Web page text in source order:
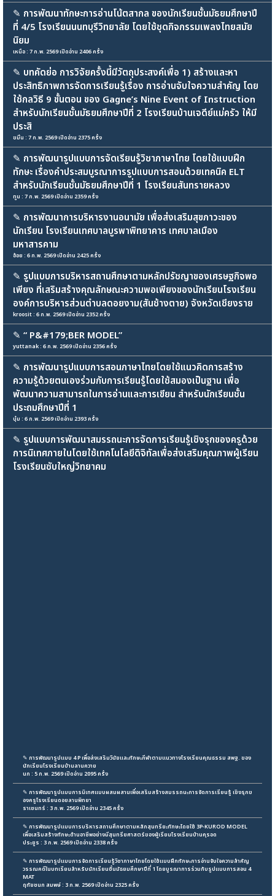
✎ การพัฒนาทักษะการอ่านโน้ตสากล ของนักเรียนชั้นมัธยมศึกษาปี
ที่ 4/5 โรงเรียนนนทบุรีวิทยาลัย โดยใช้ชุดกิจกรรมเพลงไทยสมัย
นิยม
เหนือ : 7 ก.พ. 2569 เปิดอ่าน 2406 ครั้ง
✎ บทคัดย่อ การวิจัยครั้งนี้มีวัตถุประสงค์เพื่อ 1) สร้างและหา
ประสิทธิภาพการจัดการเรียนรู้เรื่อง การอ่านจับใจความสำคัญ โดย
ใช้กลวิธี 9 ขั้นตอน ของ Gagne’s Nine Event of Instruction
สำหรับนักเรียนชั้นมัธยมศึกษาปีที่ 2 โรงเรียนบ้านเจดีย์แม่ครัว ให้มี
ประสิ
ขมิ้น : 7 ก.พ. 2569 เปิดอ่าน 2375 ครั้ง
✎ การพัฒนารูปแบบการจัดเรียนรู้วิชาภาษาไทย โดยใช้แบบฝึก
ทักษะ เรื่องคำประสมบูรณาการรูปแบบการสอนด้วยเทคนิค ELT
สำหรับนักเรียนชั้นมัธยมศึกษาปีที่ 1 โรงเรียนสันทรายหลวง
ทูน : 7 ก.พ. 2569 เปิดอ่าน 2359 ครั้ง
✎ การพัฒนาการบริหารงานอนามัย เพื่อส่งเสริมสุขภาวะของ
นักเรียน โรงเรียนเทศบาลบูรพาพิทยาคาร เทศบาลเมือง
มหาสารคาม
อ้อย : 6 ก.พ. 2569 เปิดอ่าน 2425 ครั้ง
✎ รูปแบบการบริหารสถานศึกษาตามหลักปรัชญาของเศรษฐกิจพอ
เพียง ที่เสริมสร้างคุณลักษณะความพอเพียงของนักเรียนโรงเรียน
องค์การบริหารส่วนตำบลดอยงาม(สันช้างตาย) จังหวัดเชียงราย
kroosit : 6 ก.พ. 2569 เปิดอ่าน 2352 ครั้ง
✎ “ P&#179;BER MODEL”
yuttanak : 6 ก.พ. 2569 เปิดอ่าน 2356 ครั้ง
✎ การพัฒนารูปแบบการสอนภาษาไทยโดยใช้แนวคิดการสร้าง
ความรู้ด้วยตนเองร่วมกับการเรียนรู้โดยใช้สมองเป็นฐาน เพื่อ
พัฒนาความสามารถในการอ่านและการเขียน สำหรับนักเรียนชั้น
ประถมศึกษาปีที่ 1
บุ๋ม : 6 ก.พ. 2569 เปิดอ่าน 2393 ครั้ง
✎ รูปแบบการพัฒนาสมรรถนะการจัดการเรียนรู้เชิงรุกของครูด้วย
การนิเทศภายในโดยใช้เทคโนโลยีดิจิทัลเพื่อส่งเสริมคุณภาพผู้เรียน
โรงเรียนซับใหญ่วิทยาคม
✎ การพัฒนารูปแบบ 4 P เพื่อส่งเสริมวินัยและทักษะกีฬาตามแนวทางโรงเรียนคุณธรรม สพฐ. ของ
นักเรียนโรงเรียนบ้านลานควาย
นก : 5 ก.พ. 2569 เปิดอ่าน 2095 ครั้ง
✎ การพัฒนารูปแบบการนิเทศแบบผสมผสานเพื่อเสริมสร้างสมรรถนะการจัดการเรียนรู้ เชิงรุกข
องครูโรงเรียนดอยลานพิทยา
ราเชนทร์ : 3 ก.พ. 2569 เปิดอ่าน 2345 ครั้ง
✎ การพัฒนารูปแบบการบริหารสถานศึกษาตามหลักสุนทรียะทักษะโดยใช้ 3P-KUROD MODEL
เพื่อเสริมสร้างทักษะด้านอาชีพอย่างมีสุนทรียศาสตร์ของผู้เรียนโรงเรียนบ้านคุรอด
ประยูร : 3 ก.พ. 2569 เปิดอ่าน 2338 ครั้ง
✎ การพัฒนารูปแบบการจัดการเรียนรู้วิชาภาษาไทยโดยใช้แบบฝึกทักษะการอ่านจับใจความสำคัญ
วรรณคดีในบทเรียนสำหรับนักเรียนชั้นมัธยมศึกษาปีที่ 1 โดยบูรณาการร่วมกับรูปแบบการสอน 4
MAT
ฤทัยชนก สมพษ์ : 3 ก.พ. 2569 เปิดอ่าน 2325 ครั้ง